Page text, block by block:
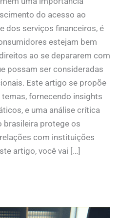
do acesso ao
dos serviços financeiros, é
estejam bem
ao se depararem com
possam ser consideradas
Este artigo se propõe
fornecendo insights
e uma análise crítica
brasileira protege os
com instituições
artigo, você vai […]